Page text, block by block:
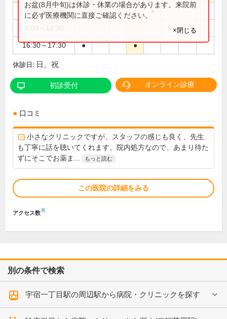
9:00～12:15 ●
16:30～17:30 ● ●
お盆(8月中旬)は休診・休業の場合があります。来院前
に必ず医療機関に直接ご確認ください。
×閉じる
休診日: 日、祝
初診受付 オンライン診療
口コミ
小さなクリニックですが、スタッフの感じも良く、先生
も丁寧に話を聴いてくれます。院内処方なので、あまり待た
ずにそこでお薬ま...
もっと読む
この医院の詳細をみる
アクセス数※
別の条件で検索
宇宿一丁目駅の周辺駅から病院・クリニックを探す